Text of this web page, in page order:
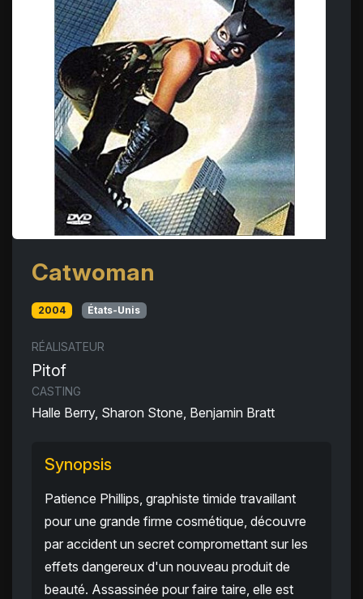
Catwoman
2004 États-Unis
RÉALISATEUR
Pitof
CASTING
Halle Berry, Sharon Stone, Benjamin Bratt
Synopsis
Patience Phillips, graphiste timide travaillant
pour une grande firme cosmétique, découvre
par accident un secret compromettant sur les
effets dangereux d'un nouveau produit de
beauté. Assassinée pour faire taire, elle est